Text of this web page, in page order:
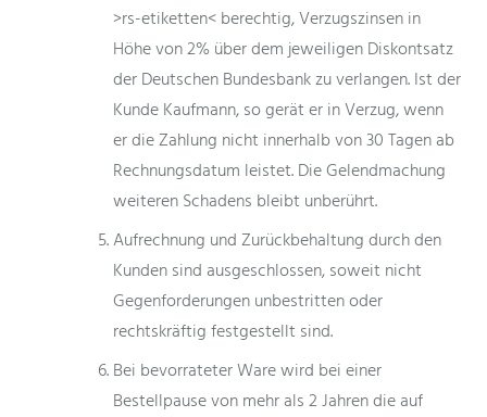
>rs-etiketten< berechtig, Verzugszinsen in
Höhe von 2% über dem jeweiligen Diskontsatz
der Deutschen Bundesbank zu verlangen. Ist der
Kunde Kaufmann, so gerät er in Verzug, wenn
er die Zahlung nicht innerhalb von 30 Tagen ab
Rechnungsdatum leistet. Die Gelendmachung
weiteren Schadens bleibt unberührt.
Aufrechnung und Zurückbehaltung durch den
Kunden sind ausgeschlossen, soweit nicht
Gegenforderungen unbestritten oder
rechtskräftig festgestellt sind.
Bei bevorrateter Ware wird bei einer
Bestellpause von mehr als 2 Jahren die auf